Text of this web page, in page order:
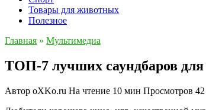
Товары для животных
Полезное
Главная » Мультимедиа
ТОП-7 лучших саундбаров
Автор oXKo.ru На чтение 10 мин Просмотров 42